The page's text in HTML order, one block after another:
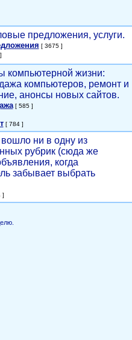
предложения, услуги.
[ 3675 ]
компьютерной жизни:
компьютеров, ремонт и
анонсы новых сайтов.
[ 585 ]
[ 784 ]
вошло ни в одну из
рубрик (сюда же
когда
забывает выбрать
]